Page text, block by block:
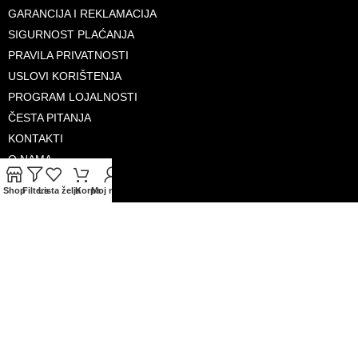
GARANCIJA I REKLAMACIJA
SIGURNOST PLAĆANJA
PRAVILA PRIVATNOSTI
USLOVI KORIŠTENJA
PROGRAM LOJALNOSTI
ČESTA PITANJA
KONTAKTI
O NAMA
ShopFiltersLista željaKorpaMoj račun